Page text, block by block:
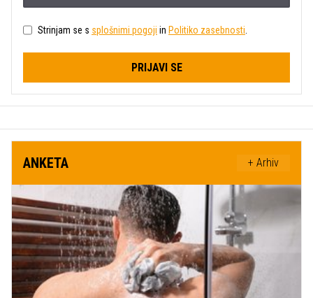
Strinjam se s splošnimi pogoji in Politiko zasebnosti
PRIJAVI SE
ANKETA + Arhiv